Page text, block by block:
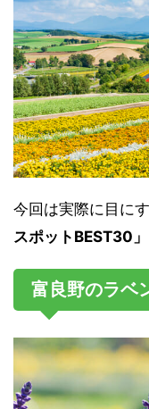
今回は実際に目に
スポットBEST30」
富良野のラベ